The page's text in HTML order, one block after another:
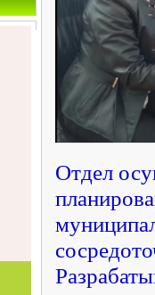
Отдел